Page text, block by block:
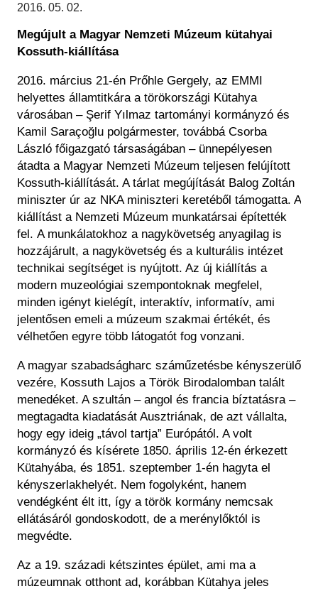
Régészet
Felnőttképzés
Történeti Fényképtár
Éremtár
Adattár
Központi Könyvtár
2016. 05. 02.
Megújult a Magyar Nemzeti Múzeum kütahyai
Kossuth-kiállítása
2016. március 21-én Prőhle Gergely, az EMMI
helyettes államtitkára a törökországi Kütahya
városában – Şerif Yılmaz tartományi kormányzó és
Kamil Saraçoğlu polgármester, továbbá Csorba
László főigazgató társaságában – ünnepélyesen
átadta a Magyar Nemzeti Múzeum teljesen felújított
Kossuth-kiállítását. A tárlat megújítását Balog Zoltán
miniszter úr az NKA miniszteri keretéből támogatta. A
kiállítást a Nemzeti Múzeum munkatársai építették
fel. A munkálatokhoz a nagykövetség anyagilag is
hozzájárult, a nagykövetség és a kulturális intézet
technikai segítséget is nyújtott. Az új kiállítás a
modern muzeológiai szempontoknak megfelel,
minden igényt kielégít, interaktív, informatív, ami
jelentősen emeli a múzeum szakmai értékét, és
vélhetően egyre több látogatót fog vonzani.
A magyar szabadságharc száműzetésbe kényszerülő
vezére, Kossuth Lajos a Török Birodalomban talált
menedéket. A szultán – angol és francia bíztatásra –
megtagadta kiadatását Ausztriának, de azt vállalta,
hogy egy ideig „távol tartja” Európától. A volt
kormányzó és kísérete 1850. április 12-én érkezett
Kütahyába, és 1851. szeptember 1-én hagyta el
kényszerlakhelyét. Nem fogolyként, hanem
vendégként élt itt, így a török kormány nemcsak
ellátásáról gondoskodott, de a merénylőktól is
megvédte.
Az a 19. századi kétszintes épület, ami ma a
múzeumnak otthont ad, korábban Kütahya jeles